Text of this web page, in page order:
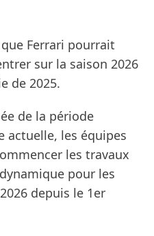
Ferrari pourrait
sur la saison 2026
de 2025.
de la période
actuelle, les équipes
les travaux
pour les
depuis le 1er